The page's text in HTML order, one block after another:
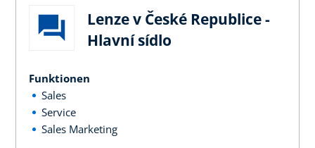
Lenze v České Republice -
Hlavní sídlo
Funktionen
Sales
Service
Sales Marketing